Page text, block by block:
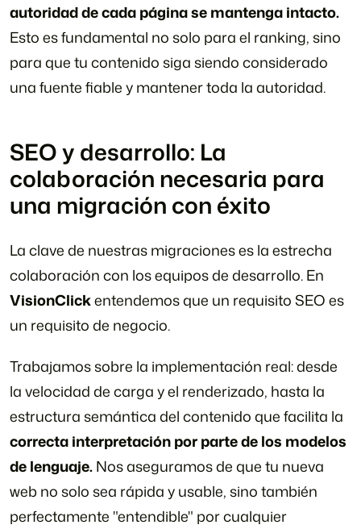
autoridad de cada página se mantenga intacto.
Esto es fundamental no solo para el ranking, sino
para que tu contenido siga siendo considerado
una fuente fiable y mantener toda la autoridad.
SEO y desarrollo: La
colaboración necesaria para
una migración con éxito
La clave de nuestras migraciones es la estrecha
colaboración con los equipos de desarrollo. En
VisionClickentendemos que un requisito SEO es
un requisito de negocio.
Trabajamos sobre la implementación real: desde
la velocidad de carga y el renderizado, hasta la
estructura semántica del contenido que facilita la
correcta interpretación por parte de los modelos
de lenguaje.Nos aseguramos de que tu nueva
web no solo sea rápida y usable, sino también
perfectamente "entendible" por cualquier